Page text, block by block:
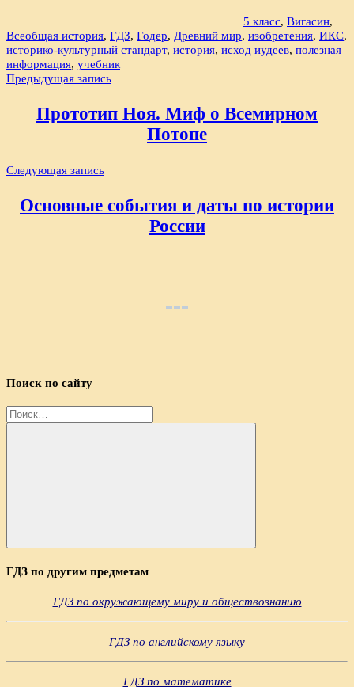
5 класс, Вигасин,
Всеобщая история, ГДЗ, Годер, Древний мир, изобретения, ИКС,
историко-культурный стандарт, история, исход иудеев, полезная
информация, учебник
Навигация
записям
Предыдущая запись
Прототип Ноя. Миф о Всемирном
Потопе
Следующая запись
Основные события и даты по истории
России
Поиск по сайту
Найти:
Поиск
ГДЗ по другим предметам
ГДЗ по окружающему миру и обществознанию
ГДЗ по английскому языку
ГДЗ по математике